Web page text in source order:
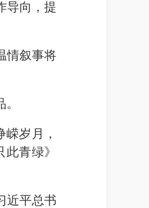
导向，提
情叙事将
岁月，
青绿》
近平总书